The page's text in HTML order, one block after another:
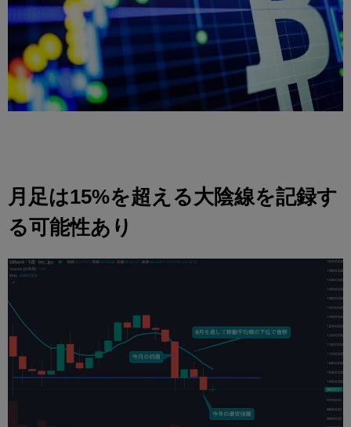
月足は15%を超える大陰線を記録す
る可能性あり